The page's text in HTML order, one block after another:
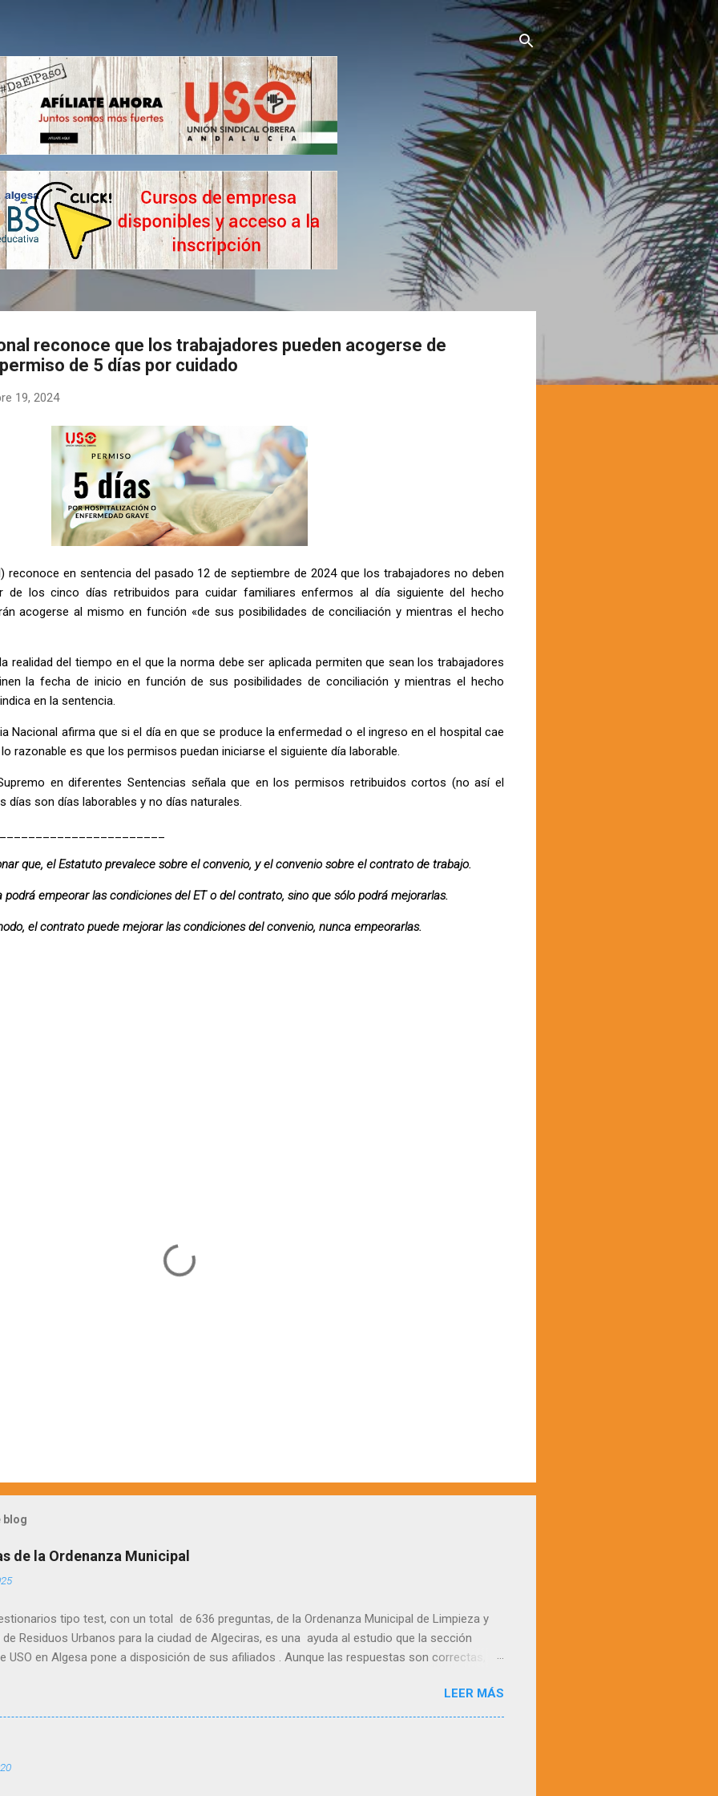
Ir al contenido principal
reconoce que los trabajadores pueden acogerse de
de 5 días por cuidado
19, 2024
reconoce en sentencia del pasado 12 de septiembre de 2024 que los trabajadores no deben
de los cinco días retribuidos para cuidar familiares enfermos al día siguiente del hecho
acogerse al mismo en función «de sus posibilidades de conciliación y mientras el hecho
realidad del tiempo en el que la norma debe ser aplicada permiten que sean los trabajadores
la fecha de inicio en función de sus posibilidades de conciliación y mientras el hecho
en la sentencia.
Nacional afirma que si el día en que se produce la enfermedad o el ingreso en el hospital cae
razonable es que los permisos puedan iniciarse el siguiente día laborable.
en diferentes Sentencias señala que en los permisos retribuidos cortos (no así el
son días laborables y no días naturales.
que, el Estatuto prevalece sobre el convenio, y el convenio sobre el contrato de trabajo.
podrá empeorar las condiciones del ET o del contrato, sino que sólo podrá mejorarlas.
el contrato puede mejorar las condiciones del convenio, nunca empeorarlas.
blog
de la Ordenanza Municipal
tipo test, con un total de 636 preguntas, de la Ordenanza Municipal de Limpieza y
de Residuos Urbanos para la ciudad de Algeciras, es una ayuda al estudio que la sección
USO en Algesa pone a disposición de sus afiliados . Aunque las respuestas son correctas,
y así también afianzar los conocimientos. Para acceder al cuestionario, hay que pedir
vez que pinchéis en el enlace. Cuestionario 200 preguntas tipo test Cuestionario 436
estructuradas por títulos
LEER MÁS